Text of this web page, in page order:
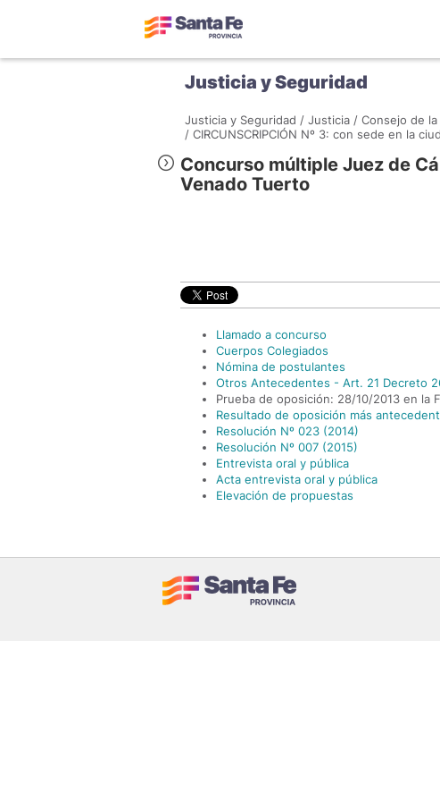
Justicia y Seguridad
Justicia y Seguridad / Justicia / Consejo de
/ CIRCUNSCRIPCIÓN Nº 3: con sede en la
Concurso múltiple Juez de
Venado Tuerto
Llamado a concurso
Cuerpos Colegiados
Nómina de postulantes
Otros Antecedentes - Art. 21 Decreto
Prueba de oposición: 28/10/2013 en la
Resultado de oposición más
Resolución Nº 023 (2014)
Resolución Nº 007 (2015)
Entrevista oral y pública
Acta entrevista oral y pública
Elevación de propuestas